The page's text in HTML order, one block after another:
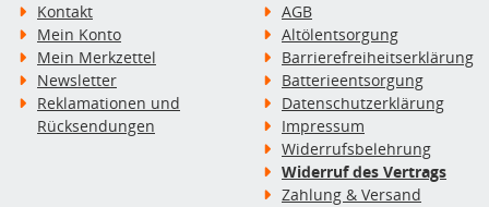
Kontakt
Mein Konto
Mein Merkzettel
Newsletter
Reklamationen und
Rücksendungen
AGB
Altölentsorgung
Barrierefreiheitserklärung
Batterieentsorgung
Datenschutzerklärung
Impressum
Widerrufsbelehrung
Widerruf des Vertrags
Zahlung & Versand